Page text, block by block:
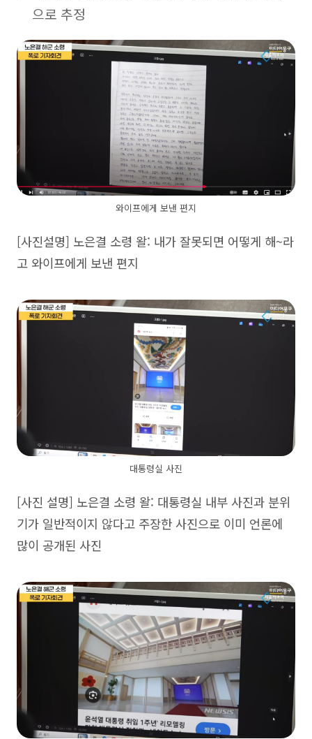
으로 추정
와이프에게 보낸 편지
[사진설명] 노은결 소령 왈: 내가 잘못되면 어떻게 해~라
고 와이프에게 보낸 편지
대통령실 사진
[사진 설명] 노은결 소령 왈: 대통령실 내부 사진과 분위
기가 일반적이지 않다고 주장한 사진으로 이미 언론에
많이 공개된 사진